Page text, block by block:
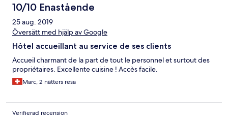
10/10 Enastående
25 aug. 2019
Översätt med hjälp av Google
Hôtel accueillant au service de ses clients
Accueil charmant de la part de tout le personnel et surtout des
propriétaires. Excellente cuisine ! Accès facile.
Marc, 2 nätters resa
Verifierad recension